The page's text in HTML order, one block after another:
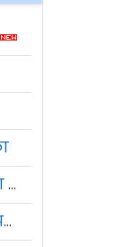
विक्रीकर निरीक्षक प्रश्नपत्रिका संच
सहाय्यक कक्ष अधिकारी प्रश्नपत्रिका संच